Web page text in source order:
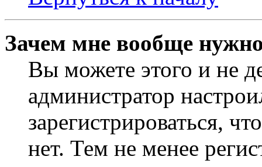
Зачем мне вообще
Вы можете этого и не
администратор
зарегистрироваться,
нет. Тем не менее